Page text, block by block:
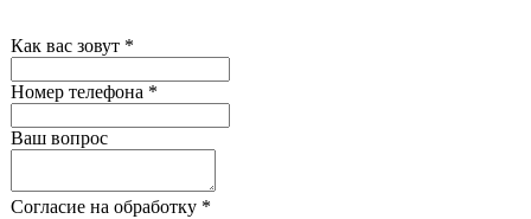
Как вас зовут *
Номер телефона *
Ваш вопрос
Согласие на обработку *